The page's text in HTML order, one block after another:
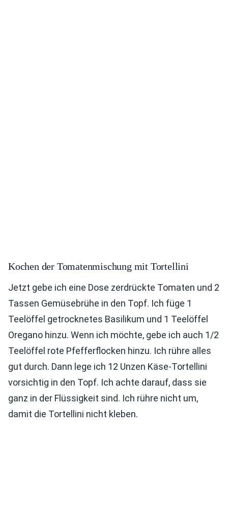
Kochen der Tomatenmischung mit Tortellini
Jetzt gebe ich eine Dose zerdrückte Tomaten und 2
Tassen Gemüsebrühe in den Topf. Ich füge 1
Teelöffel getrocknetes Basilikum und 1 Teelöffel
Oregano hinzu. Wenn ich möchte, gebe ich auch 1/2
Teelöffel rote Pfefferflocken hinzu. Ich rühre alles
gut durch. Dann lege ich 12 Unzen Käse-Tortellini
vorsichtig in den Topf. Ich achte darauf, dass sie
ganz in der Flüssigkeit sind. Ich rühre nicht um,
damit die Tortellini nicht kleben.